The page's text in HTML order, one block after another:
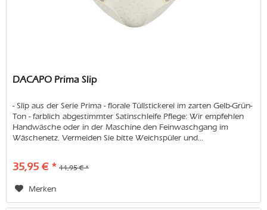
DACAPO Prima Slip
- Slip aus der Serie Prima - florale Tüllstickerei im zarten Gelb-Grün-
Ton - farblich abgestimmter Satinschleife Pflege: Wir empfehlen
Handwäsche oder in der Maschine den Feinwaschgang im
Wäschenetz. Vermeiden Sie bitte Weichspüler und...
35,95 € * 44,95 € *
Merken